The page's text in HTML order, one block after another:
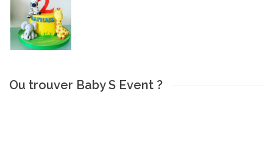
Ou trouver Baby S Event ?